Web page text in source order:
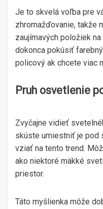
Je to skvelá voľba pre
zhromažďovanie, takže
zaujímavých položiek
dokonca pokúsiť
policový ak chcete viac
Pruh osvetlenie
Zvyčajne vidieť
skúste umiestniť je pod
vziať na tento trend.
ako niektoré mäkké
priestor.
Táto myšlienka môže